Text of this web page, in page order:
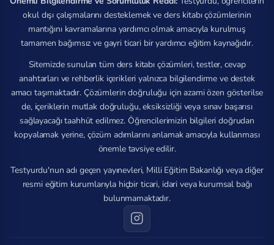
okul dışı çalışmalarını desteklemek ve ders kitabı çözümlerinin
mantığını kavramalarına yardımcı olmak amacıyla kurulmuş
tamamen bağımsız ve gayri ticari bir yardımcı eğitim kaynağıdır.
Sitemizde sunulan tüm ders kitabı çözümleri, testler, cevap
anahtarları ve rehberlik içerikleri yalnızca bilgilendirme ve destek
amacı taşımaktadır. Çözümlerin doğruluğu için azami özen gösterilse
de, içeriklerin mutlak doğruluğu, eksiksizliği veya sınav başarısı
sağlayacağı taahhüt edilmez. Öğrencilerimizin bilgileri doğrudan
kopyalamak yerine, çözüm adımlarını anlamak amacıyla kullanması
önemle tavsiye edilir.
Testyurdu'nun adı geçen yayınevleri, Milli Eğitim Bakanlığı veya diğer
resmi eğitim kurumlarıyla hiçbir ticari, idari veya kurumsal bağı
bulunmamaktadır.